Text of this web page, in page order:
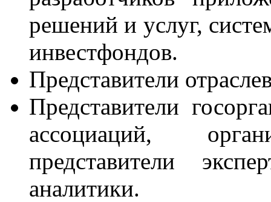
решений и услуг,
инвестфондов.
Представители
Представители
ассоциаций,
представители
аналитики.